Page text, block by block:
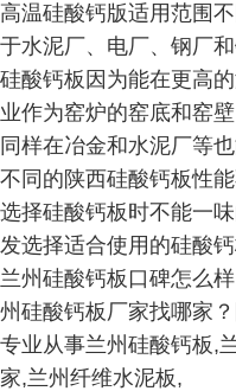
高温硅酸钙版适用范围
于水泥厂、电厂、钢厂
硅酸钙板因为能在更高
业作为窑炉的窑底和窑
同样在冶金和水泥厂等也
不同的陕西硅酸钙板性
选择硅酸钙板时不能一
发选择适合使用的硅酸钙
兰州硅酸钙板口碑怎么
州硅酸钙板厂家找哪家
专业从事兰州硅酸钙板,
家,兰州纤维水泥板,